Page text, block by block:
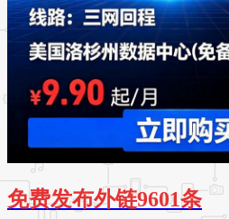
免费发布外链9601条